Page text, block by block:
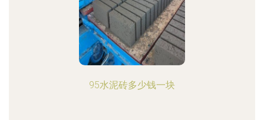
95水泥砖多少钱一块